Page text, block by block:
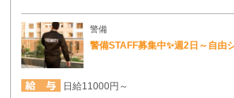
警備
警備STAFF募集中✨週2日～自由
日給11000円～